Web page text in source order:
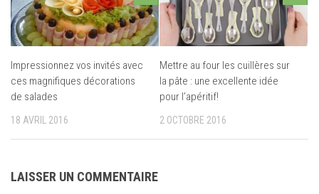
Impressionnez vos invités avec
ces magnifiques décorations
de salades
18 AVRIL 2016
Mettre au four les cuillères sur
la pâte : une excellente idée
pour l’apéritif!
2 OCTOBRE 2016
LAISSER UN COMMENTAIRE